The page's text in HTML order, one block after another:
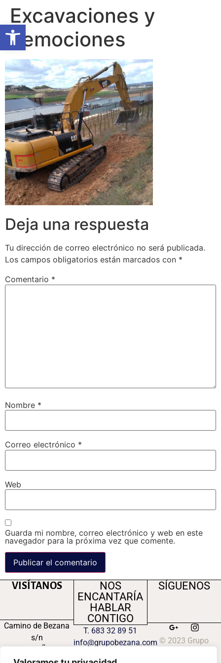
Abrir barra de herramientas
Excavaciones y
demociones
Deja una respuesta
Tu dirección de correo electrónico no será publicada.
Los campos obligatorios están marcados con *
Comentario *
Nombre *
Correo electrónico *
Web
Guarda mi nombre, correo electrónico y web en este
navegador para la próxima vez que comente.
VISÍTANOS
Camino de Bezana
s/n
47300 PEÑAFIEL
NOS
ENCANTARÍA
HABLAR
CONTIGO
T. 683 32 89 51
info@grupobezana.com
SÍGUENOS
© 2023 Grupo